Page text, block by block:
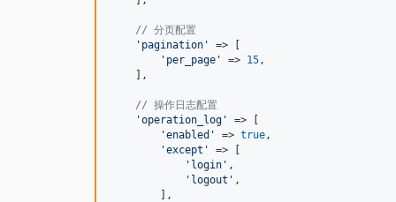
// 分页配置
' pagination '
=> [
' per_page ' => 15 ,
    ],
// 操作日志配置
'operation_log '
=> [
'enabled ' => true ,
'except '
=> [
' login ' ,
' logout ' ,
        ],